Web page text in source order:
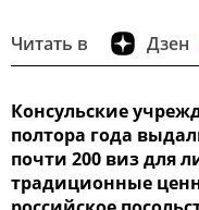
Читать в Дзен
Консульские
полтора года
почти 200 виз для
традиционные